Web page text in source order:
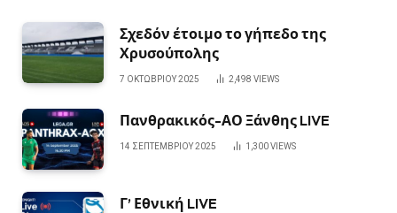
Σχεδόν έτοιμο το γήπεδο της
Χρυσούπολης
7 ΟΚΤΩΒΡΊΟΥ 2025 2,498 VIEWS
Πανθρακικός-ΑΟ Ξάνθης LIVE
14 ΣΕΠΤΕΜΒΡΊΟΥ 2025 1,300VIEWS
Γ’ Εθνική LIVE